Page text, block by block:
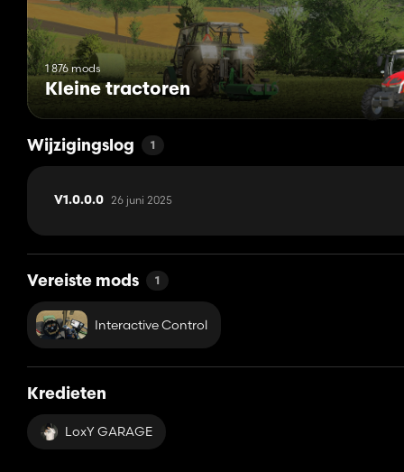
1 876 mods
Kleine tractoren
Wijzigingslog 1
V1.0.0.0 26 juni 2025
Vereiste mods 1
Interactive Control
Kredieten
LoxY GARAGE